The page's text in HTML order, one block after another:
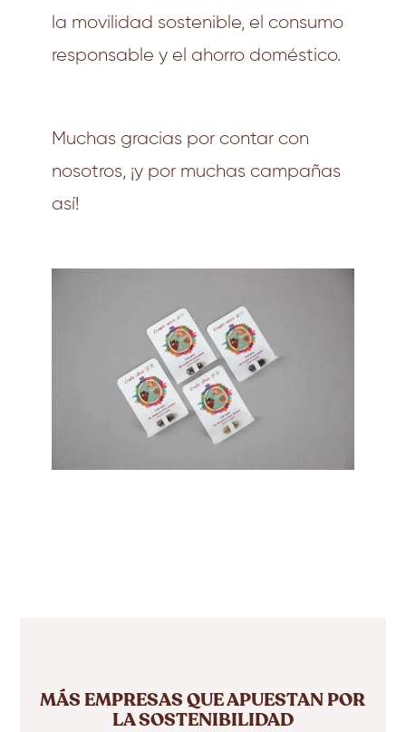
la movilidad sostenible, el consumo
responsable y el ahorro doméstico.
Muchas gracias por contar con
nosotros, ¡y por muchas campañas
así!
MÁS EMPRESAS QUE APUESTAN POR
LA SOSTENIBILIDAD